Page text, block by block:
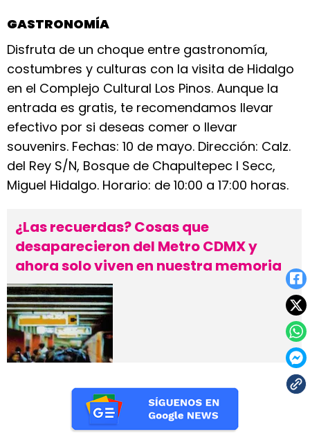
GASTRONOMÍA
Disfruta de un choque entre gastronomía,
costumbres y culturas con la visita de Hidalgo
en el Complejo Cultural Los Pinos. Aunque la
entrada es gratis, te recomendamos llevar
efectivo por si deseas comer o llevar
souvenirs. Fechas: 10 de mayo. Dirección: Calz.
del Rey S/N, Bosque de Chapultepec I Secc,
Miguel Hidalgo. Horario: de 10:00 a 17:00 horas.
¿Las recuerdas? Cosas que
desaparecieron del Metro CDMX y
ahora solo viven en nuestra memoria